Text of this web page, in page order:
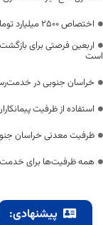
اختصاص 2500 میلیارد تومان برای توسعه راه‌های دوبانده خراسان جنوبی
اربعین فرصتی برای
است
خراسان جنوبی در
استفاده از ظرفیت
ظرفیت معدنی خراسان
همه ظرفیت‌ها برای
پیشنهادی: